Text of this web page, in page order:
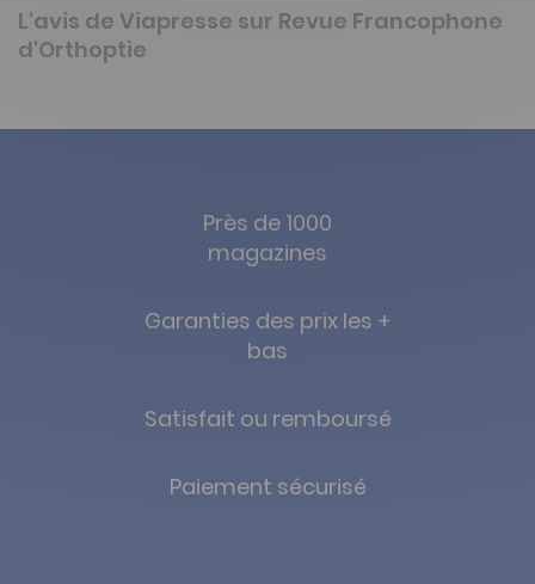
L'avis de Viapresse sur Revue Francophone
d'Orthoptie
Près de 1000
magazines
Garanties des prix les +
bas
Satisfait ou remboursé
Paiement sécurisé